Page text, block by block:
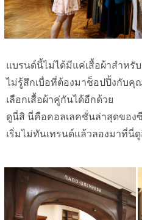
แบรนด์นี้ไม่ได้มีแค่เสื้อผ้าสำหรั
ไม่รู้สึกเบื่อที่ต้องมาช็อปปิ้งกับ
เลือกเสื้อผ้าคู่กันได้อีกด้วย
ดูนี่สิ นี่คือคอลเลคชั่นล่าสุดของ
เริ่มไม่ทันเทรนด์แล้วลองมาที่นี่